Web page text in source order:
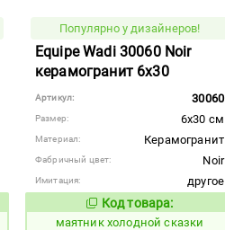
Популярно у дизайнеров!
Equipe Wadi 30060 Noir
керамогранит 6x30
Артикул: 30060
Размер: 6x30 см
Материал: Керамогранит
Фабричный цвет: Noir
Имитация:
другое
Код товара:
936090 Код товара:
маятник холодной сказки